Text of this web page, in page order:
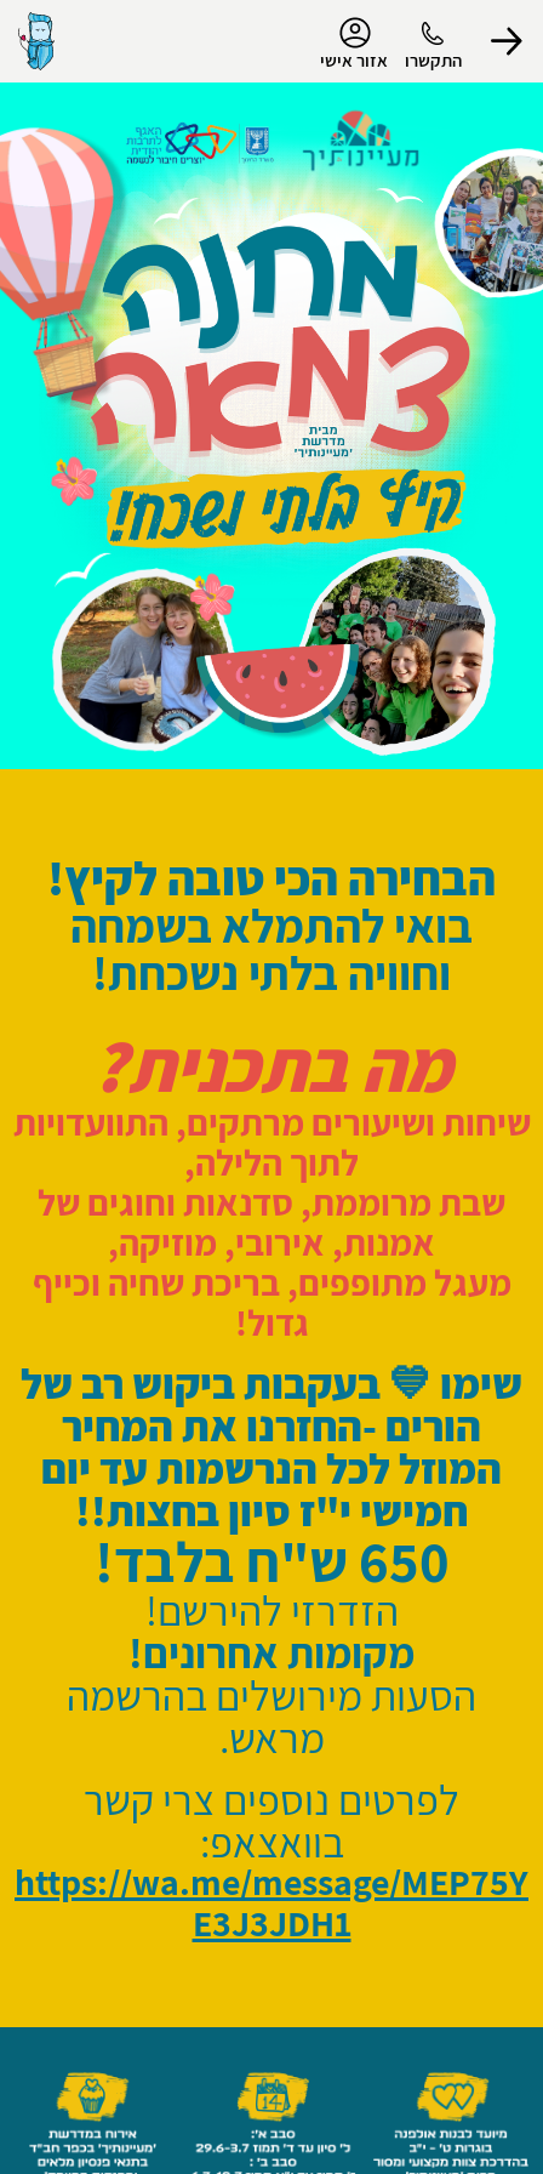
התקשרו אזור אישי
הפרופיל שלי
התנתק
הבחירה הכיטובה לקיץ!
בואי להתמלאבשמחה
וחוויהבלתי נשכחת!
מה בתכנית?
שיחות ושיעורים מרתקים, התוועדויות
לתוך הלילה,
שבת מרוממת, סדנאות וחוגים של
אמנות, אירובי, מוזיקה,
מעגל מתופפים, בריכת שחיה וכייף
גדול!
שימו 💙 בעקבות ביקוש רב של
הורים -החזרנו את המחיר
המוזל לכל הנרשמות עד יום
חמישי י"ז סיון בחצות!!
650 ש"ח בלבד!
הזדרזי להירשם!
מקומות אחרונים!
הסעות מירושלים בהרשמה
מראש.
לפרטים נוספים צרי קשר
בוואצאפ:
https://wa.me/message/MEP75Y
E3J3JDH1